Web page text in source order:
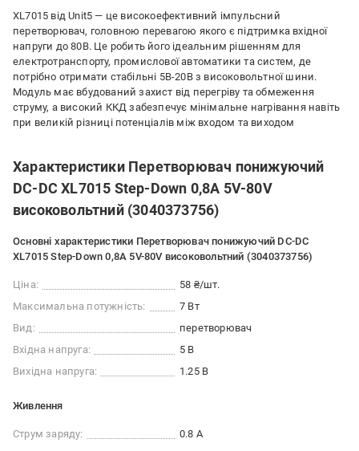
XL7015 від Unit5 — це високоефективний імпульсний
перетворювач, головною перевагою якого є підтримка вхідної
напруги до 80В. Це робить його ідеальним рішенням для
електротранспорту, промислової автоматики та систем, де
потрібно отримати стабільні 5В-20В з високовольтної шини.
Модуль має вбудований захист від перегріву та обмеження
струму, а високий ККД забезпечує мінімальне нагрівання навіть
при великій різниці потенціалів між входом та виходом
Характеристики Перетворювач понижуючий
DC-DC XL7015 Step-Down 0,8A 5V-80V
високовольтний (3040373756)
Основні характеристики Перетворювач понижуючий DC-DC
XL7015 Step-Down 0,8A 5V-80V високовольтний (3040373756)
Ціна:
58 ₴/шт.
Максимальна потужність:
7 Вт
Вид:
перетворювач
Вхідна напруга:
5 В
Вихідна напруга:
1.25 В
Живлення
Струм заряду: 0.8 А